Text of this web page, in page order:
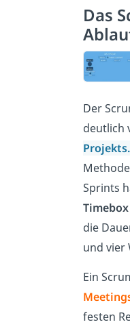
Das
Der
deutlich
Projekts.
Sprints
Timebox
die
und vier
Ein
festen